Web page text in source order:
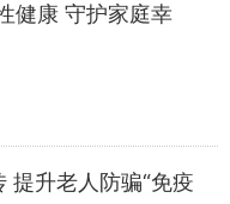
健康 守护家庭幸
提升老人防骗“免疫